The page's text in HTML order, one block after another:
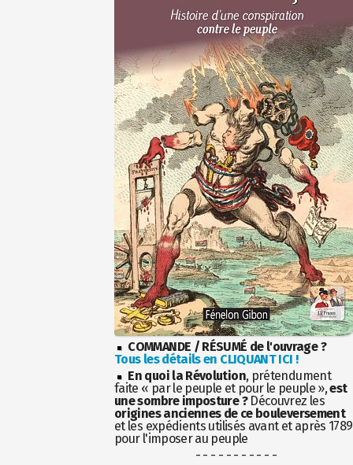
COMMANDE / RÉSUMÉ de l'ouvrage ?
Tous les détails en CLIQUANT ICI !
En quoi la Révolution, prétendument
faite « par le peuple et pour le peuple »,est
une sombre imposture ?Découvrez les
origines anciennes de ce bouleversement
et les expédients utilisés avant et après 1789
pour l'imposer au peuple
- - - - - - - - - - -